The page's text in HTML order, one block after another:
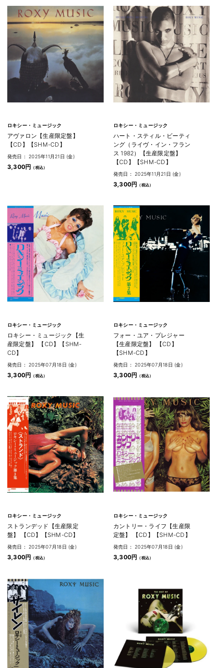
ロキシー・ミュージック
アヴァロン【生産限定盤】
【CD】【SHM-CD】
発売日： 2025年11月21日 (金)
3,300円
ロキシー・ミュージック
ハート・スティル・ビーティ
ング（ライヴ・イン・フラン
ス 1982）【生産限定盤】
【CD】【SHM-CD】
発売日： 2025年11月21日 (金)
3,300円
ロキシー・ミュージック
ロキシー・ミュージック【生
産限定盤】 【CD】【SHM-
CD】
発売日： 2025年07月18日 (金)
3,300円
ロキシー・ミュージック
フォー・ユア・プレジャー
【生産限定盤】 【CD】
【SHM-CD】
発売日： 2025年07月18日 (金)
3,300円
ロキシー・ミュージック
ストランデッド【生産限定
盤】 【CD】【SHM-CD】
発売日： 2025年07月18日 (金)
3,300円
ロキシー・ミュージック
カントリー・ライフ【生産限
定盤】 【CD】【SHM-CD】
発売日： 2025年07月18日 (金)
3,300円